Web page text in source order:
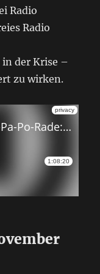
Radio
Radio
in der Krise –
zu wirken.